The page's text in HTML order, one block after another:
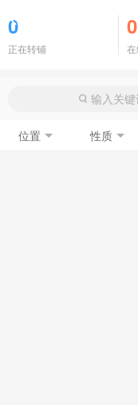
0
正在转铺
0
位置 性质